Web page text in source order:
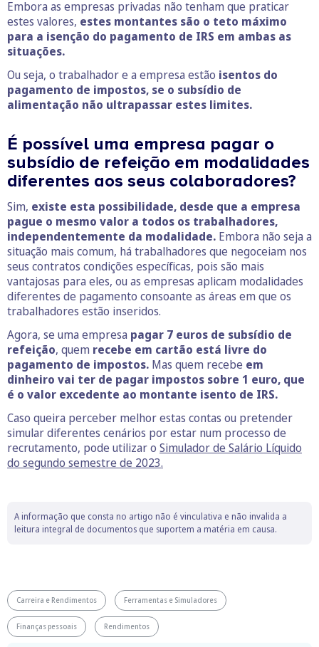
Embora as empresas privadas não tenham que praticar
estes valores, estes montantes são o teto máximo
para a isenção do pagamento de IRS em ambas as
situações.
Ou seja, o trabalhador e a empresa estão isentos do
pagamento de impostos, se o subsídio de
alimentação não ultrapassar estes limites.
É possível uma empresa pagar o
subsídio de refeição em modalidades
diferentes aos seus colaboradores?
Sim, existe esta possibilidade, desde que a empresa
pague o mesmo valor a todos os trabalhadores,
independentemente da modalidade. Embora não seja a
situação mais comum, há trabalhadores que negoceiam nos
seus contratos condições específicas, pois são mais
vantajosas para eles, ou as empresas aplicam modalidades
diferentes de pagamento consoante as áreas em que os
trabalhadores estão inseridos.
Agora, se uma empresa pagar 7 euros de subsídio de
refeição, quem recebe em cartão está livre do
pagamento de impostos. Mas quem recebe em
dinheiro vai ter de pagar impostos sobre 1 euro, que
é o valor excedente ao montante isento de IRS.
Caso queira perceber melhor estas contas ou pretender
simular diferentes cenários por estar num processo de
recrutamento, pode utilizar o Simulador de Salário Líquido
do segundo semestre de 2023.
A informação que consta no artigo não é vinculativa e não invalida a
leitura integral de documentos que suportem a matéria em causa.
Carreira e Rendimentos Ferramentas e Simuladores
Finanças pessoais Rendimentos